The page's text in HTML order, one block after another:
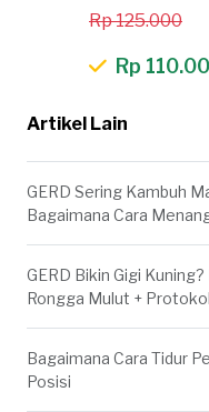
Rp 125.000
Rp
Artikel Lain
GERD Sering Kambuh
Bagaimana Cara
GERD Bikin Gigi
Rongga Mulut +
Bagaimana Cara Tidur
Posisi